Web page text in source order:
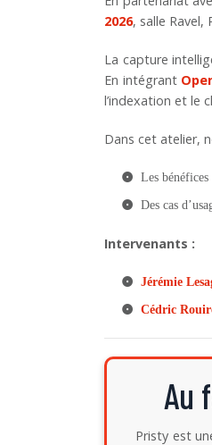
2026, salle Ravel,
La capture
En intégrant
l’indexation et le
Dans cet atelier,
Les
Des cas
Intervenants :
Jérémie
Cédric
Au
Pristy est